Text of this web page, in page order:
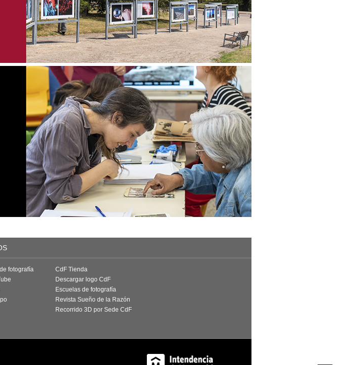
fotografía
CdF Tienda
Descargar logo CdF
Escuelas de fotografía
Revista Sueño de la Razón
Recorrido 3D por Sede CdF